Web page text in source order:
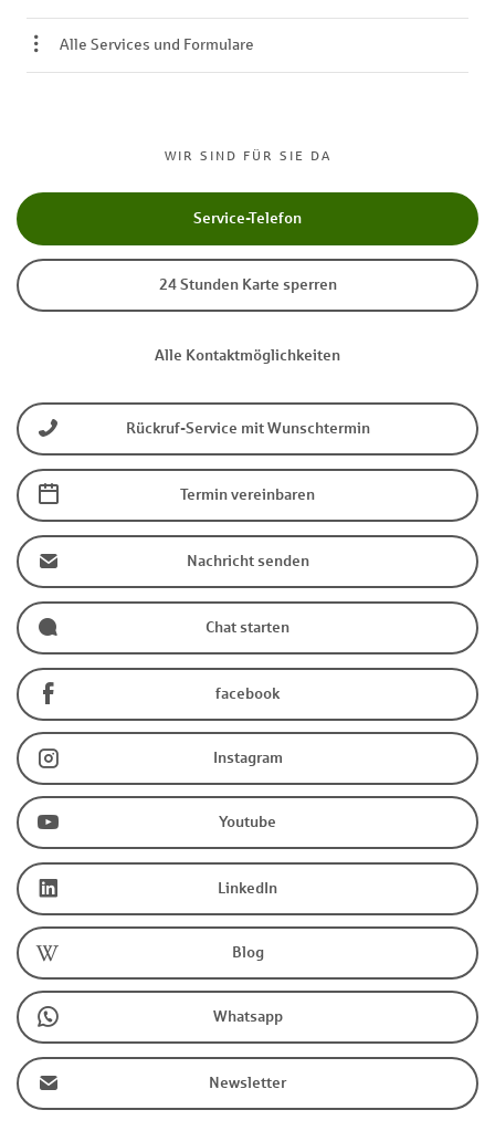
WIR SIND FÜR SIE DA
Service-Telefon
24 Stunden Karte sperren
Alle Kontaktmöglichkeiten
Rückruf-Service mit Wunschtermin
Termin vereinbaren
Nachricht senden
Chat starten
facebook
Instagram
Youtube
LinkedIn
Blog
Whatsapp
Newsletter
Alle Services und Formulare